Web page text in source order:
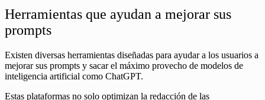
Herramientas que ayudan a mejorar sus
prompts
Existen diversas herramientas diseñadas para ayudar a los usuarios a
mejorar sus prompts y sacar el máximo provecho de modelos de
inteligencia artificial como ChatGPT.
Estas plataformas no solo optimizan la redacción de las